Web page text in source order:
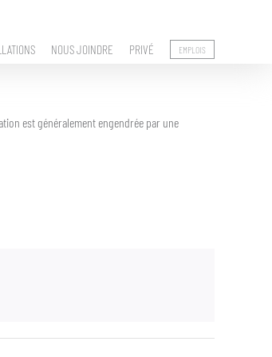
NOUS JOINDRE PRIVÉ EMPLOIS
est généralement engendrée par une